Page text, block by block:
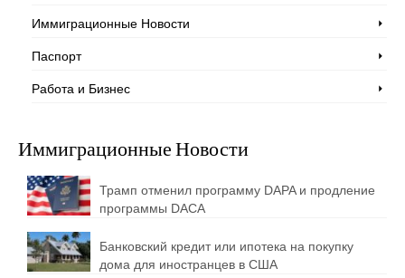
Иммиграционные Новости
Паспорт
Работа и Бизнес
Иммиграционные Новости
Трамп отменил программу DAPA и продление
программы DACA
Банковский кредит или ипотека на покупку
дома для иностранцев в США